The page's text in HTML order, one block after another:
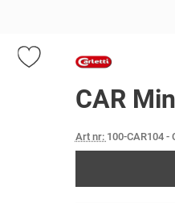
CAR
Art nr: 100-CAR104-